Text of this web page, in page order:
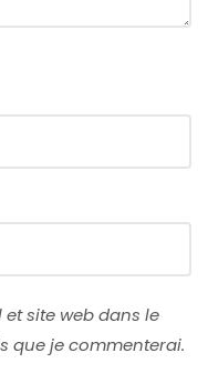
site web dans le
que je commenterai.